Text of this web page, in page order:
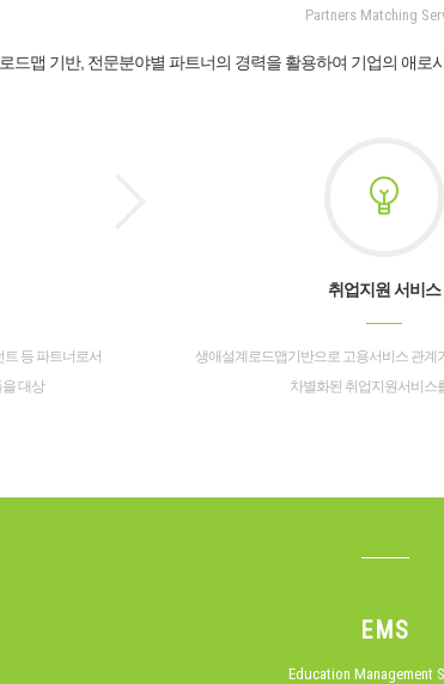
Partners Matching
드맵 기반, 전문분야별 파트너의 경력을 활용하여 기업의 애로
등 파트너로서
대상
취업지원 서비스
생애설계로드맵기반으로 고용서비스 관계
차별화된 취업지원서비스
EMS
Education Management